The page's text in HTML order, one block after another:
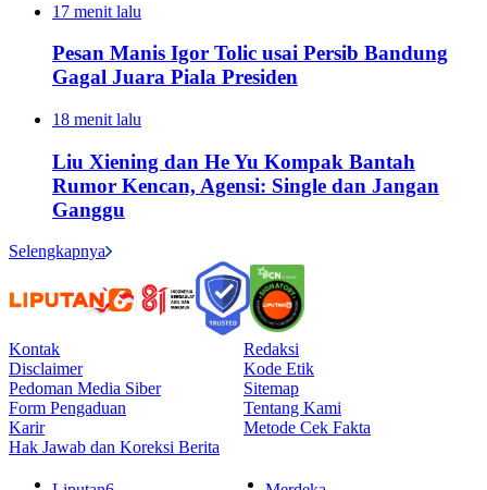
17 menit lalu
Pesan Manis Igor Tolic usai Persib Bandung
Gagal Juara Piala Presiden
18 menit lalu
Liu Xiening dan He Yu Kompak Bantah
Rumor Kencan, Agensi: Single dan Jangan
Ganggu
Selengkapnya
Kontak
Redaksi
Disclaimer
Kode Etik
Pedoman Media Siber
Sitemap
Form Pengaduan
Tentang Kami
Karir
Metode Cek Fakta
Hak Jawab dan Koreksi Berita